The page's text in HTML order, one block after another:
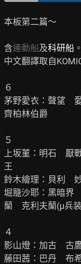
本板第二篇～
含連動船及科研船 。
中文翻譯取自
６
茅野愛衣：聲望　
齊柏林伯爵
５
上坂菫：明石　厭
王
鈴木繪理：貝利　
堀籠沙耶：黑暗界
蘭　克利夫蘭(μ兵
４
影山燈：加古　古
藤田茜：巴丹　布